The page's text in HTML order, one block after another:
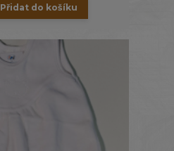
Přidat do košíku